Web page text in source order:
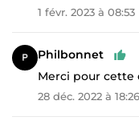
1 févr. 2023 à 08:53
Philbonnet
Merci pour cette
28 déc. 2022 à 18:26